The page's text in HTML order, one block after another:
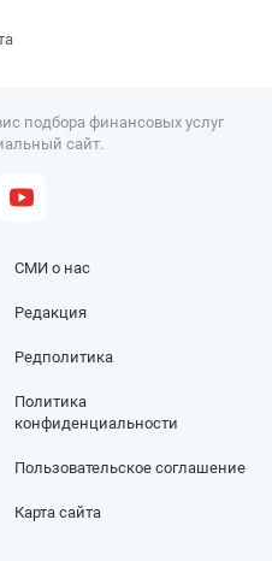
подбора финансовых услуг
сайт.
СМИ о нас
Редакция
Редполитика
Политика
конфиденциальности
Пользовательское соглашение
Карта сайта